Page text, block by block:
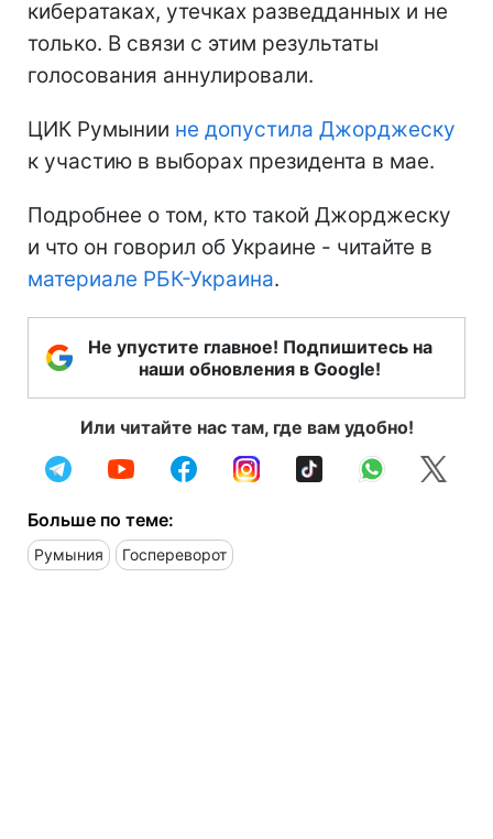
кибератаках, утечках разведданных и не
только. В связи с этим результаты
голосования аннулировали.
ЦИК Румынии не допустила Джорджеску
к участию в выборах президента в мае.
Подробнее о том, кто такой Джорджеску
и что он говорил об Украине - читайте в
материале РБК-Украина.
Не упустите главное! Подпишитесь на
наши обновления в Google!
Или читайте нас там, где вам удобно!
Больше по теме:
Румыния Госпереворот